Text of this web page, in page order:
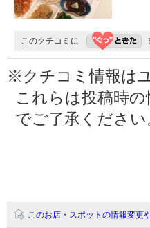
このクチコミに
※クチコミ情報は
これらは投稿時
でご了承ください
このお店・スポットの情報変更